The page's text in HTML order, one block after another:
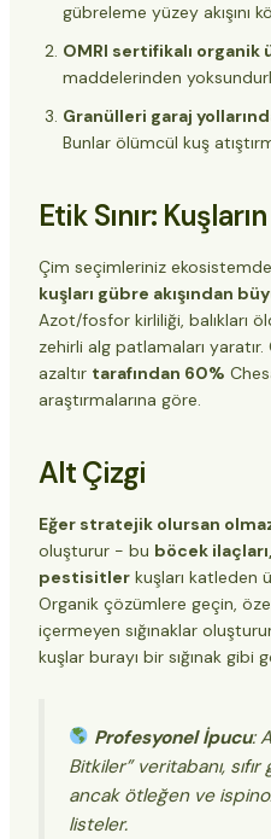
gübreleme yüzey akışını
OMRI sertifikalı organik
maddelerinden
Granülleri garaj
Bunlar ölümcül kuş
Etik Sınır:
Çim seçimleriniz
kuşları gübre akışından
Azot/fosfor kirliliği, balıkları
zehirli alg patlamaları
azaltır tarafından 60%
araştırmalarına göre.
Alt Çizgi
Eğer stratejik olursan
oluşturur - bu böcek
pestisitlerkuşları katleden
Organik çözümlere geçin,
içermeyen sığınaklar
kuşlar burayı bir sığınak gibi
Profesyonel İpucu:
Bitkiler” veritabanı,
ancak ötleğen ve
listeler.